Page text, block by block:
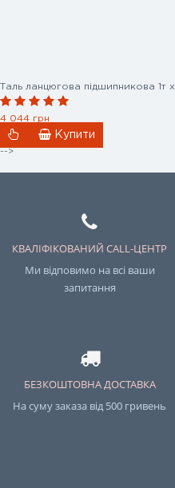
Таль ланцюгова підшипникова 1т
4 044 грн
Купити
-->
КВАЛІФІКОВАНИЙ CALL-ЦЕНТР
Ми відповимо на всі ваши
запитання
БЕЗКОШТОВНА ДОСТАВКА
На суму заказа від 500 гривень